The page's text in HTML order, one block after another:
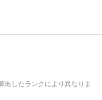
出したランクにより異なりま